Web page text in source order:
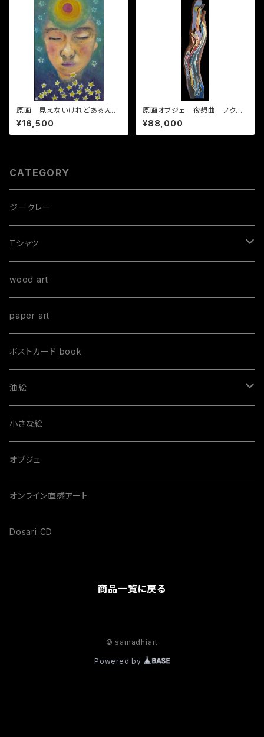
原画 見えないけれどあるんだ
よ。
¥16,500
原画オブジェ 夜想曲 ノクタ
ーン-Nocturne
¥88,000
CATEGORY
ジークレー
Tシャツ
手書きTシャツ
オーダーTシャツ
Mサイズ
プリントTシャツ
wood art
paper art
ポストカード book
油絵
order paint
S size
M size
小さな絵
オブジェ
オンライン直感アート
Dosari CD
商品一覧に戻る
© samadhiart
Powered by